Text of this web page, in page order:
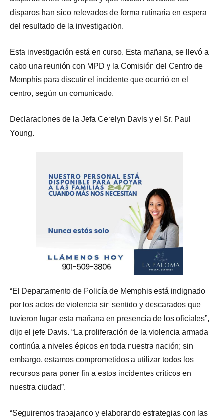
disparos han sido relevados de forma rutinaria en espera
del resultado de la investigación.
Esta investigación está en curso. Esta mañana, se llevó a
cabo una reunión con MPD y la Comisión del Centro de
Memphis para discutir el incidente que ocurrió en el
centro, según un comunicado.
Declaraciones de la Jefa Cerelyn Davis y el Sr. Paul
Young.
“El Departamento de Policía de Memphis está indignado
por los actos de violencia sin sentido y descarados que
tuvieron lugar esta mañana en presencia de los oficiales”,
dijo el jefe Davis. “La proliferación de la violencia armada
continúa a niveles épicos en toda nuestra nación; sin
embargo, estamos comprometidos a utilizar todos los
recursos para poner fin a estos incidentes críticos en
nuestra ciudad”.
“Seguiremos trabajando y elaborando estrategias con las